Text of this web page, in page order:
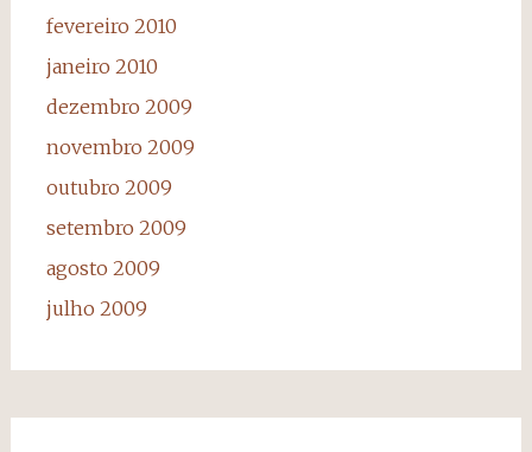
fevereiro 2010
janeiro 2010
dezembro 2009
novembro 2009
outubro 2009
setembro 2009
agosto 2009
julho 2009